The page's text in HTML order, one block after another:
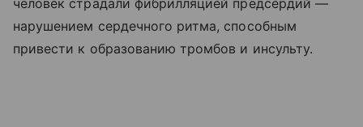
человек страдали фибрилляцией предсердий —
нарушением сердечного ритма, способным
привести к образованию тромбов и инсульту.